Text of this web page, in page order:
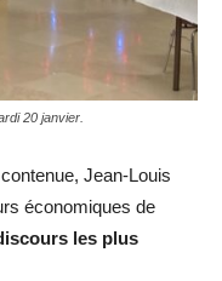
20 janvier.
Jean-Louis
économiques de
les plus